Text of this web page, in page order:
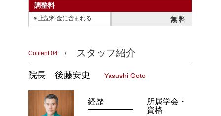
調整料
※ 上記料金に含まれる 無料
Content.04 スタッフ紹介
院長 後藤安史 Yasushi Goto
経歴
所属学会・
資格